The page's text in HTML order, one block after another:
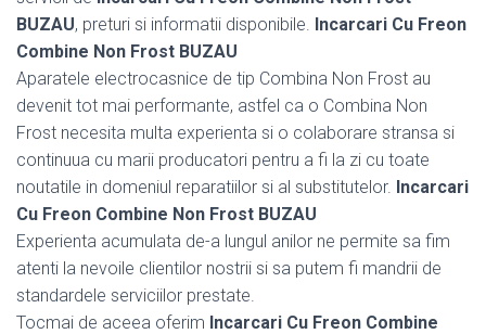
BUZAU, preturi si informatii disponibile. Incarcari Cu Freon
Combine Non Frost BUZAU
Aparatele electrocasnice de tip Combina Non Frost au
devenit tot mai performante, astfel ca o Combina Non
Frost necesita multa experienta si o colaborare stransa si
continuua cu marii producatori pentru a fi la zi cu toate
noutatile in domeniul reparatiilor si al substitutelor. Incarcari
Cu Freon Combine Non Frost BUZAU
Experienta acumulata de-a lungul anilor ne permite sa fim
atenti la nevoile clientilor nostrii si sa putem fi mandrii de
standardele serviciilor prestate.
Tocmai de aceea oferim Incarcari Cu Freon Combine